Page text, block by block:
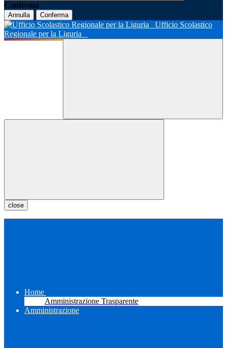
Conferma
Annulla Conferma
Ufficio Scolastico
Regionale per la Liguria
close
Home
Amministrazione Trasparente
Amministrazione